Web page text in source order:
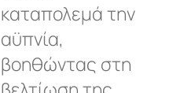
καταπολεμά την
αϋπνία,
βοηθώντας στη